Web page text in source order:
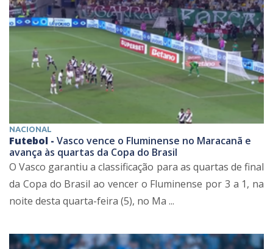
NACIONAL
Futebol - Vasco vence o Fluminense no Maracanã e
avança às quartas da Copa do Brasil
O Vasco garantiu a classificação para as quartas de final
da Copa do Brasil ao vencer o Fluminense por 3 a 1, na
noite desta quarta-feira (5), no Ma ...